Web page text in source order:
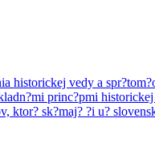
historickej vedy a
princ?pmi
ktor? sk?maj? ?i u?